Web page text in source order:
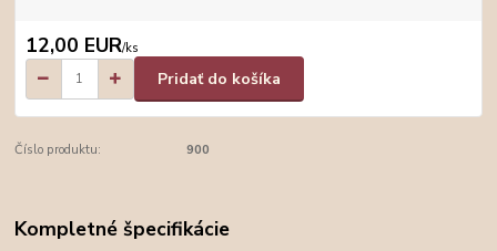
12,00 EUR/ks
Pridať do košíka
Číslo produktu: 900
Kompletné špecifikácie